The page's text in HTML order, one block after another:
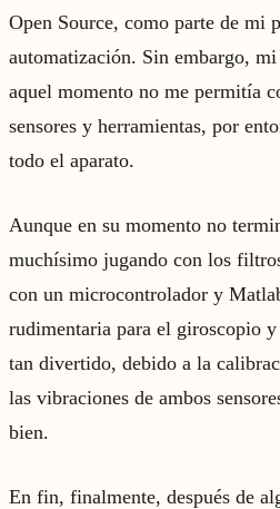
Open Source, como parte de mi
automatización. Sin embargo,
aquel momento no me permitía
sensores y herramientas, por
todo el aparato.
Aunque en su momento no
muchísimo jugando con los
con un microcontrolador y
rudimentaria para el giroscopio
tan divertido, debido a la
las vibraciones de ambos
bien.
En fin, finalmente, después de